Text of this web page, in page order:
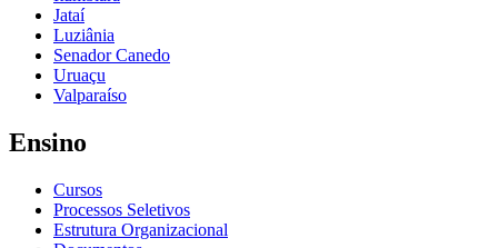
Jataí
Luziânia
Senador Canedo
Uruaçu
Valparaíso
Ensino
Cursos
Processos Seletivos
Estrutura Organizacional